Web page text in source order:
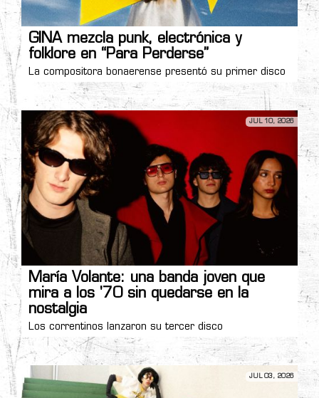
GINA mezcla punk, electrónica y
folklore en “Para Perderse”
La compositora bonaerense presentó su primer disco
JUL 10, 2026
María Volante: una banda joven que
mira a los '70 sin quedarse en la
nostalgia
Los correntinos lanzaron su tercer disco
JUL 03, 2026